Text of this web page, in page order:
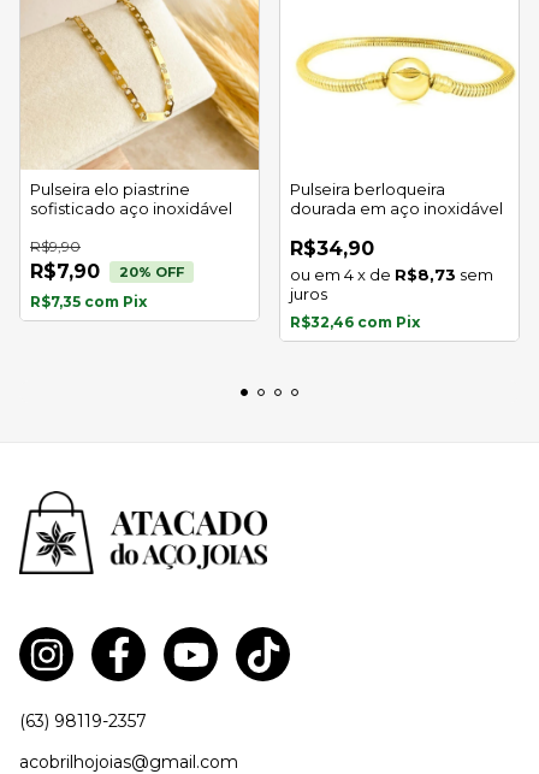
Pulseira elo piastrine
sofisticado aço inoxidável
R$7,90
R$9,90
20% OFF
R$7,35 com Pix
Pulseira berloqueira
dourada em aço inoxidável
R$34,90
4x de R$8,73 sem
juros
R$32,46 com Pix
(63) 98119-2357
acobrilhojoias@gmail.com